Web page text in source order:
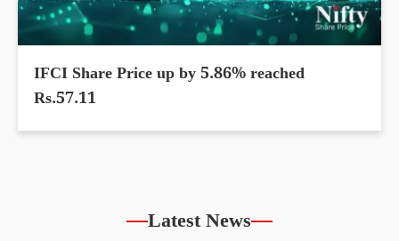
IFCI Share Price up by 5.86% reached
Rs.57.11
Latest News